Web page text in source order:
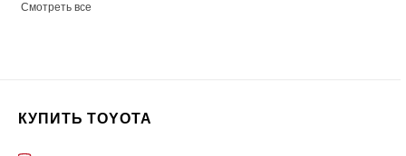
Смотреть все
КУПИТЬ TOYOTA